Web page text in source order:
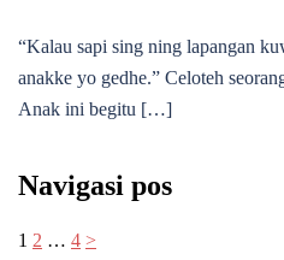
“Kalau sapi sing ning lapangan
anakke yo gedhe.” Celoteh
Anak ini begitu […]
Navigasi pos
1 2 … 4 >